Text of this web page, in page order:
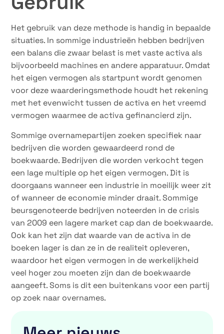
Het gebruik van deze methode is handig in bepaalde
situaties. In sommige industrieën hebben bedrijven
een balans die zwaar belast is met vaste activa als
bijvoorbeeld machines en andere apparatuur. Omdat
het eigen vermogen als startpunt wordt genomen
voor deze waarderingsmethode houdt het rekening
met het evenwicht tussen de activa en het vreemd
vermogen waarmee de activa gefinancierd zijn.
Sommige overnamepartijen zoeken specifiek naar
bedrijven die worden gewaardeerd rond de
boekwaarde. Bedrijven die worden verkocht tegen
een lage multiple op het eigen vermogen. Dit is
doorgaans wanneer een industrie in moeilijk weer zit
of wanneer de economie minder draait. Sommige
beursgenoteerde bedrijven noteerden in de crisis
van 2009 een lagere market cap dan de boekwaarde.
Ook kan het zijn dat waarde van de activa in de
boeken lager is dan ze in de realiteit opleveren,
waardoor het eigen vermogen in de werkelijkheid
veel hoger zou moeten zijn dan de boekwaarde
aangeeft. Soms is dit een buitenkans voor een partij
op zoek naar overnames.